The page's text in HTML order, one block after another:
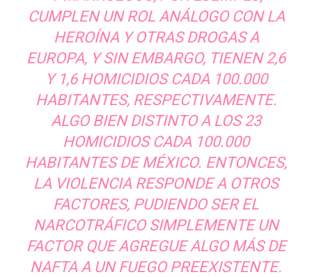
CUMPLEN UN ROL ANÁLOGO CON LA
HEROÍNA Y OTRAS DROGAS A
EUROPA, Y SIN EMBARGO, TIENEN 2,6
Y 1,6 HOMICIDIOS CADA 100.000
HABITANTES, RESPECTIVAMENTE.
ALGO BIEN DISTINTO A LOS 23
HOMICIDIOS CADA 100.000
HABITANTES DE MÉXICO. ENTONCES,
LA VIOLENCIA RESPONDE A OTROS
FACTORES, PUDIENDO SER EL
NARCOTRÁFICO SIMPLEMENTE UN
FACTOR QUE AGREGUE ALGO MÁS DE
NAFTA A UN FUEGO PREEXISTENTE.